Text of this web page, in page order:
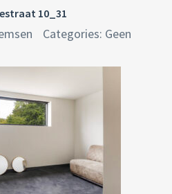
10_31
Categories: Geen